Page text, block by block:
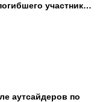
аутсайдеров по
участника